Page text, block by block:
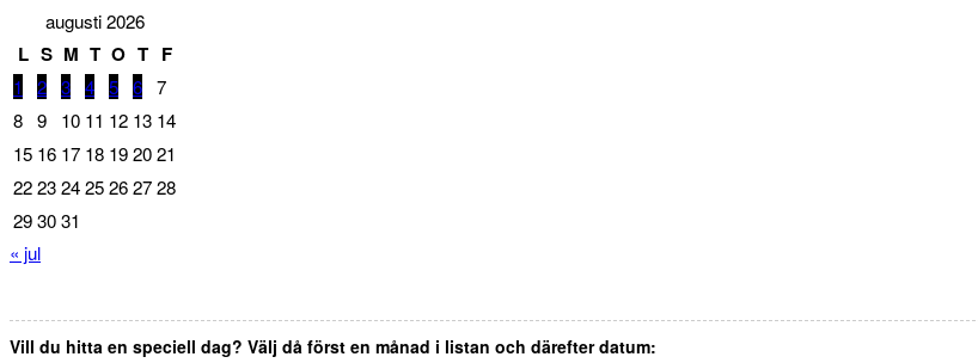
augusti 2026
L S M T O T F
1 2 3 4 5 6 7
8 9 10 11 12 13 14
15 16 17 18 192021
22232425262728
293031
« jul
Vill du hitta en speciell dag? Välj då först en månad i listan och därefter datum: